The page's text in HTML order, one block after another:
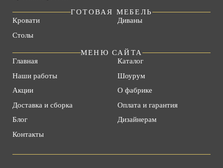
ГОТОВАЯ МЕБЕЛЬ
Кровати
Диваны
Столы
МЕНЮ САЙТА
Главная
Каталог
Наши работы
Шоурум
Акции
О фабрике
Доставка и сборка
Оплата и гарантия
Блог
Дизайнерам
Контакты